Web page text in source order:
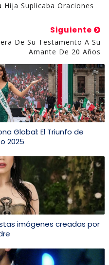
Hija Suplicaba Oraciones
Siguiente
De Su Testamento A Su
Amante De 20 Años
Global: El Triunfo de
2025
imágenes creadas por